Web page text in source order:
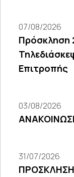
07/08/2026
Πρόσκληση
Επιτροπής
03/08/2026
31/07/2026